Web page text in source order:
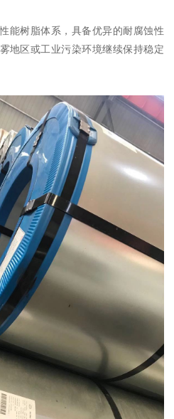
能树脂体系，具备优异的耐腐蚀性
地区或工业污染环境继续保持稳定